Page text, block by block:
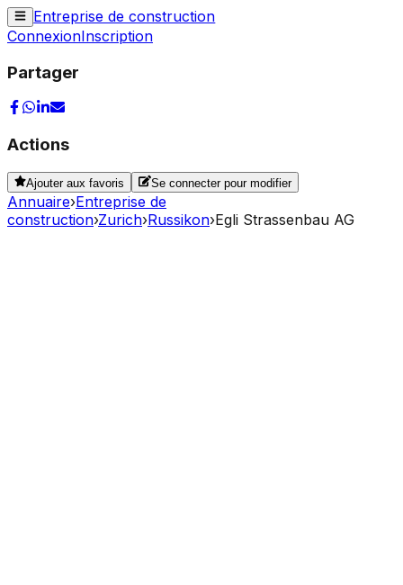
Entreprise de construction
ConnexionInscription
Partager
Actions
Ajouter aux favoris Se connecter pour modifier
Annuaire›Entreprise de
construction›Zurich›Russikon›Egli Strassenbau AG